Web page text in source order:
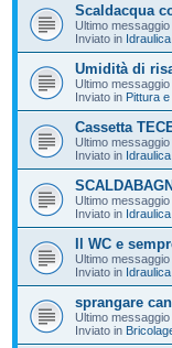
Scaldacqua
Ultimo messaggio
Inviato in Idraulica
Umidità di
Ultimo messaggio
Inviato in Pittura
Cassetta
Ultimo messaggio
Inviato in Idraulica
Ultimo messaggio
Inviato in Idraulica
Il WC e
Ultimo messaggio
Inviato in Idraulica
sprangare
Ultimo messaggio
Inviato in